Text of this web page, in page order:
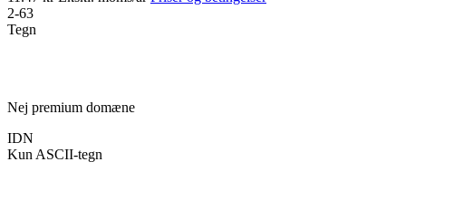
2-63
Tegn
Nej premium domæne
IDN
Kun ASCII-tegn